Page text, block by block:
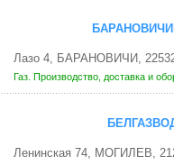
Лазо 4, БАРАНОВИЧИ,
Газ. Производство, доставка и
Ленинская 74, МОГИЛЕВ,